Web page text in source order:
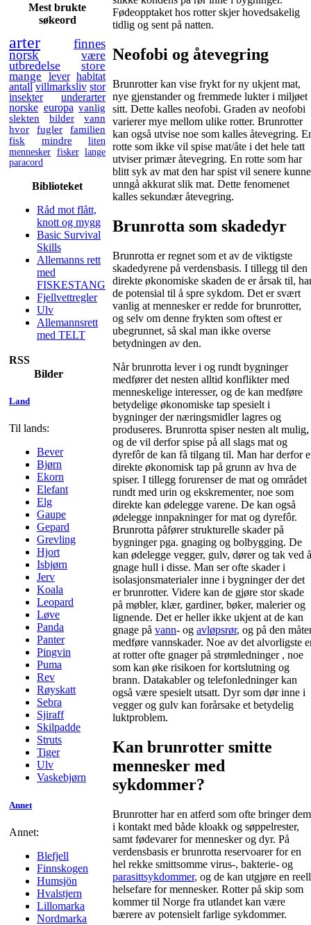
Mest brukte
søkeord
arter finnes
norsk være
utbredelse store
mange lever habitat
antall villmarksliv stor
insekter
underarter
norske europa vanlig
slekten
bilder
vann
hvor
fugler
familien
fisk
mindre
liten
mennesker fisker lange
paracord
Biblioteket
Råd mot flått,
knott og mygg
Basic Survival
Skills
Allemanns rett
med
FISKESTANG
Fjellvettregler
Ulv
Allemannsrett
med TELT
RSS
Bilder
Land
Til lands:
Bever
Bjørn
Ekorn
Elefant
Elg
Gaupe
Gepard
Grevling
Hjort
Isbjørn
Jerv
Koala
Leopard
Løve
Panda
Panter
Pingvin
Puma
Rev
Røyskatt
Sebra
Sjiraff
Skilpadde
Struts
Tiger
Ulv
Vaskebjørn
Annet
Annet:
Blefjell
Finnskogen
Humsjön
Hvalstjern
Lillomarka
Nordmarka
Fødeopptaket hos rotter skjer hovedsakelig
tidlig og sent på natten.
Neofobi og åtevegring
Brunrotter kan vise frykt for ny ukjent mat,
nye gjenstander og fremmede lukter i miljøet
sitt. Dette kalles neofobi. Graden av neofobi
varierer mye mellom ulike rotter. Brunrotter
kan også utvise noe som kalles åtevegring.
rotte som ikke vil spise mat/åte i det hele tatt
utviser primær åtevegring. En rotte som har
blitt syk av mat den har spist vil senere kunne
unngå akkurat slik mat. Dette fenomenet
kalles sekundær åtevegring.
Brunrotta som skadedyr
Brunrotta er regnet som et av de viktigste
skadedyrene på verdensbasis. I tillegg til den
direkte økonomiske skaden de er årsak til,
de potensial til å spre sykdom. Det er svært
vanlig at mennesker er redde for brunrotter,
og selv om denne frykten som oftest er
ubegrunnet, så skal man ikke overse
betydningen av den.
Når brunrotta lever i og rundt bygninger
medfører det nesten alltid konflikter med
menneskelige interesser, og de kan medføre
betydelige økonomiske tap spesielt i
bygninger der næringsmidler lagres og
produseres. Brunrotta spiser nesten alt mulig,
og de vil derfor spise på all slags mat og
dyrefôr de kan få tilgang til. Man har derfor
direkte økonomisk tap på grunn av hva de
spiser. I tillegg forurenser de mat og området
rundt med urin og ekskrementer, noe som
direkte kan ødelegge varene. De kan også
ødelegge innpakninger for mat og dyrefôr.
Brunrotta påfører strukturelle skader på
bygninger pga. gnaging og bolbygging. De
kan ødelegge vegger, gulv, dører og tak ved å
gnage hull i disse. Man ser ofte skader i
isolasjonsmaterialer inne i bygninger der det
er brunrotter. Videre kan de gjøre stor skade
på møbler, klær, gardiner, bøker, malerier og
lignende. Det er heller ikke ukjent at de kan
gnage på vann- og avløpsrør, og på den
medføre vannskader. Noe av det alvorligste
at rotter ofte gnager på strømledninger , noe
som kan øke risikoen for kortslutning og
brann. Datakabler og telefonledninger kan
også være spesielt utsatt. Dyr som dør inne i
vegger og gulv kan forårsake et betydelig
luktproblem.
Kan brunrotter smitte
mennesker med
sykdommer?
Brunrotter har en atferd som ofte bringer dem
i kontakt med både kloakk og søppelrester,
samt fødevarer for mennesker og dyr. På
verdensbasis er brunrotta reservoarer for en
hel rekke smittsomme virus-, bakterie- og
parasittsykdommer, og de kan utgjøre en reell
helsefare for mennesker. Rotter på skip som
kommer til Norge fra utlandet kan være
bærere av potensielt farlige sykdommer.